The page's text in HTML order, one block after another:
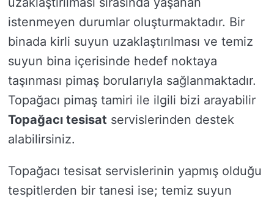
istenmeyen durumlar oluşturmaktadır. Bir
binada kirli suyun uzaklaştırılması ve temiz
suyun bina içerisinde hedef noktaya
taşınması pimaş borularıyla sağlanmaktadır.
Topağacı pimaş tamiri ile ilgili bizi arayabilir
Topağacı tesisat servislerinden destek
alabilirsiniz.
Topağacı tesisat servislerinin yapmış olduğu
tespitlerden bir tanesi ise; temiz suyun